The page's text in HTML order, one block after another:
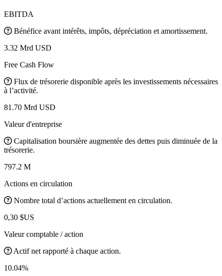
EBITDA
Bénéfice avant intérêts, impôts, dépréciation et amortissement.
3.32 Mrd USD
Free Cash Flow
Flux de trésorerie disponible après les investissements nécessaires
à l’activité.
81.70 Mrd USD
Valeur d'entreprise
Capitalisation boursière augmentée des dettes puis diminuée de la
trésorerie.
797.2 M
Actions en circulation
Nombre total d’actions actuellement en circulation.
0,30 $US
Valeur comptable / action
Actif net rapporté à chaque action.
10.04%